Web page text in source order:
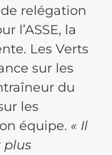
relégation
l’ASSE, la
Les Verts
sur les
du
les
équipe. « Il
plus